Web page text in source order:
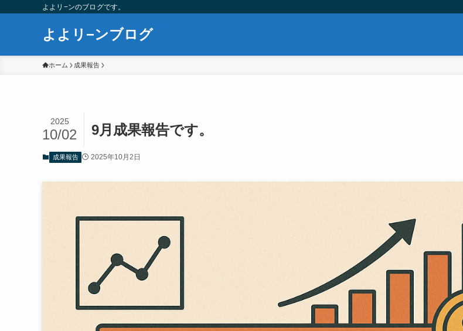
よよリ−ンのブログです。
よよリ−ンブログ
ホーム 成果報告
9月成果報告です。
2025
10/02
成果報告 2025年10月2日